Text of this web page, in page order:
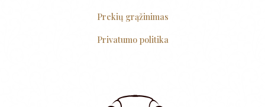
Prekių grąžinimas
Privatumo politika